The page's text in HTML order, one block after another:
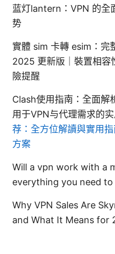
蓝灯lantern：VPN 的全
势
實體 sim 卡轉 esim：完
2025 更新版｜裝置相容
險提醒
Clash使用指南：全面解
用于VPN与代理需求的
荐：全方位解讀與實用
方案
Will a vpn work with a
everything you need
Why VPN Sales Are
and What It Means for